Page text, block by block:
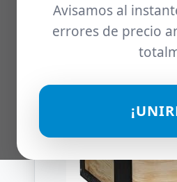
Avisamos al
errores de precio